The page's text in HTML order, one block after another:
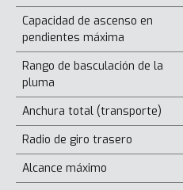
Capacidad de ascenso en
pendientes máxima
Rango de basculación de la
pluma
Anchura total (transporte)
Radio de giro trasero
Alcance máximo